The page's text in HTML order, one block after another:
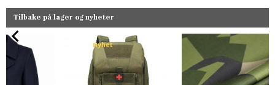
Tilbake på lager og nyheter
Nyhet